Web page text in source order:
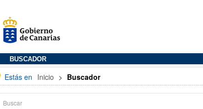
BUSCADOR
Estás en Inicio > Buscador